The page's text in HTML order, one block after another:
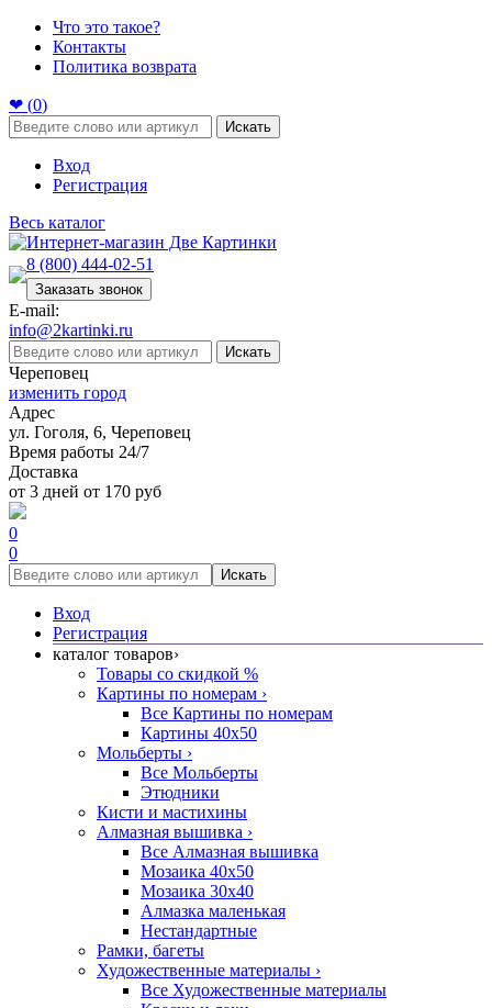
Что это такое?
Контакты
Политика возврата
❤ (0)
Искать
Вход
Регистрация
Весь каталог
8 (800) 444-02-51
Заказать звонок
E-mail:
info@2kartinki.ru
Искать
Череповец
изменить город
Адрес
ул. Гоголя, 6, Череповец
Время работы 24/7
Доставка
от 3 дней от 170 руб
0
0
Искать
Вход
Регистрация
каталог товаров›
Товары со скидкой %
Картины по номерам ›
Все Картины по номерам
Картины 40x50
Мольберты ›
Все Мольберты
Этюдники
Кисти и мастихины
Алмазная вышивка ›
Все Алмазная вышивка
Мозаика 40x50
Мозаика 30x40
Алмазка маленькая
Нестандартные
Рамки, багеты
Художественные материалы ›
Все Художественные материалы